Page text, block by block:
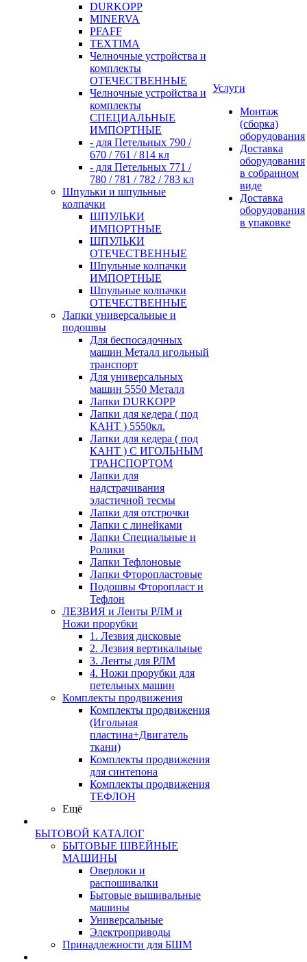
DURKOPP
MINERVA
PFAFF
TEXTIMA
Челночные устройства и
комплекты
ОТЕЧЕСТВЕННЫЕ
Челночные устройства и
комплекты
СПЕЦИАЛЬНЫЕ
ИМПОРТНЫЕ
- для Петельных 790 /
670 / 761 / 814 кл
- для Петельных 771 /
780 / 781 / 782 / 783 кл
Шпульки и шпульные
колпачки
ШПУЛЬКИ
ИМПОРТНЫЕ
ШПУЛЬКИ
ОТЕЧЕСТВЕННЫЕ
Шпульные колпачки
ИМПОРТНЫЕ
Шпульные колпачки
ОТЕЧЕСТВЕННЫЕ
Лапки универсальные и
подошвы
Для беспосадочных
машин Металл игольный
транспорт
Для универсальных
машин 5550 Металл
Лапки DURKOPP
Лапки для кедера ( под
КАНТ ) 5550кл.
Лапки для кедера ( под
КАНТ ) С ИГОЛЬНЫМ
ТРАНСПОРТОМ
Лапки для
надстрачивания
эластичной тесмы
Лапки для отстрочки
Лапки с линейками
Лапки Специальные и
Ролики
Лапки Тефлоновые
Лапки Фторопластовые
Подошвы Фторопласт и
Тефлон
ЛЕЗВИЯ и Ленты РЛМ и
Ножи прорубки
1. Лезвия дисковые
2. Лезвия вертикальные
3. Ленты для РЛМ
4. Ножи прорубки для
петельных машин
Комплекты продвижения
Комплекты продвижения
(Игольная
пластина+Двигатель
ткани)
Комплекты продвижения
для синтепона
Комплекты продвижения
ТЕФЛОН
Ещё
БЫТОВОЙ КАТАЛОГ
БЫТОВЫЕ ШВЕЙНЫЕ
МАШИНЫ
Оверлоки и
распошивалки
Бытовые вышивальные
машины
Универсальные
Электроприводы
Принадлежности для БШМ
Услуги
Монтаж
(сборка)
оборудования
Доставка
оборудования
в собранном
виде
Доставка
оборудования
в упаковке